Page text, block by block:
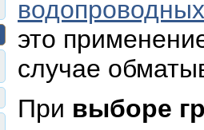
это
случае
При выборе